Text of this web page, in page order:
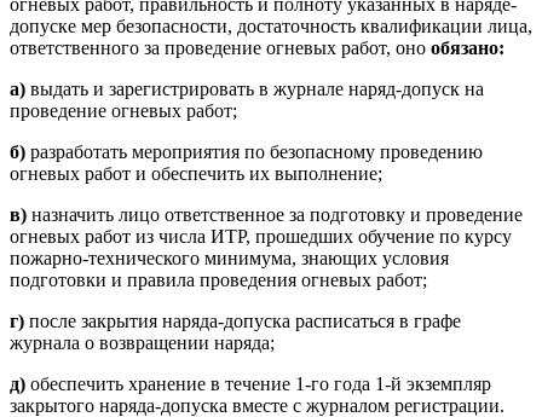
допуске мер безопасности, достаточность квалификации лица,
ответственного за проведение огневых работ, оно обязано:
а) выдать и зарегистрировать в журнале наряд-допуск на
проведение огневых работ;
б) разработать мероприятия по безопасному проведению
огневых работ и обеспечить их выполнение;
в) назначить лицо ответственное за подготовку и проведение
огневых работ из числа ИТР, прошедших обучение по курсу
пожарно-технического минимума, знающих условия
подготовки и правила проведения огневых работ;
г) после закрытия наряда-допуска расписаться в графе
журнала о возвращении наряда;
д) обеспечить хранение в течение 1-го года 1-й экземпляр
закрытого наряда-допуска вместе с журналом регистрации.